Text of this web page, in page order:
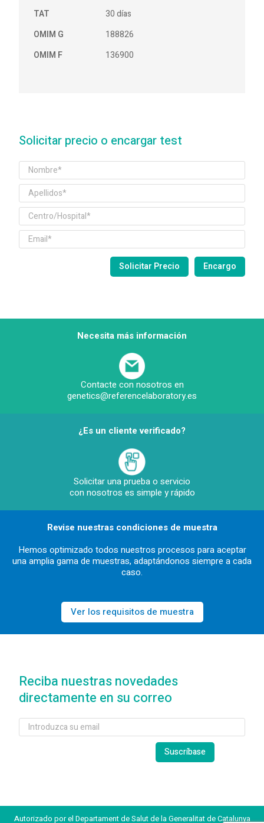
TAT
30 días
OMIM G
188826
OMIM F
136900
Solicitar precio o encargar test
Necesita más información
Contacte con nosotros en
genetics@referencelaboratory.es
¿Es un cliente verificado?
Solicitar una prueba o servicio
con nosotros es simple y rápido
Revise nuestras condiciones de muestra
Hemos optimizado todos nuestros procesos para aceptar
una amplia gama de muestras, adaptándonos siempre a cada
caso.
Ver los requisitos de muestra
Reciba nuestras novedades
directamente en su correo
Autorizado por el Departament de Salut de la Generalitat de Catalunya